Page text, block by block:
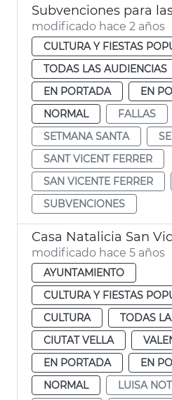
modificado hace 2 años
CULTURA Y FIESTAS
TODAS LAS AUDIENCIAS
EN PORTADA
EN
NORMAL
FALLAS
SETMANA SANTA
SANT VICENT FERRER
SAN VICENTE FERRER
SUBVENCIONES
Casa Natalicia San
modificado hace 5 años
AYUNTAMIENTO
CULTURA Y FIESTAS
CULTURA
TODAS
CIUTAT VELLA
EN PORTADA
EN
NORMAL
LUISA